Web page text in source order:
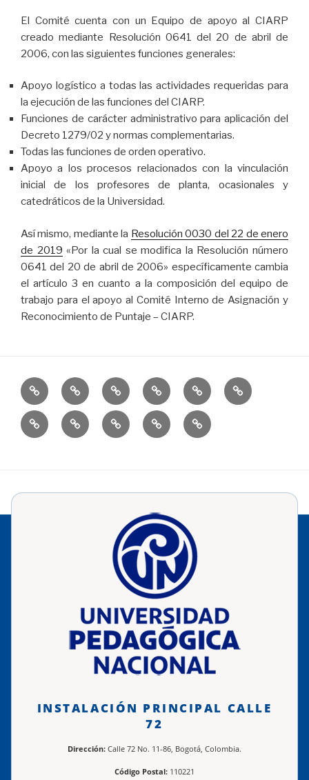
El Comité cuenta con un Equipo de apoyo al CIARP
creado mediante Resolución 0641 del 20 de abril de
2006, con las siguientes funciones generales:
Apoyo logístico a todas las actividades requeridas para
la ejecución de las funciones del CIARP.
Funciones de carácter administrativo para aplicación del
Decreto 1279/02 y normas complementarias.
Todas las funciones de orden operativo.
Apoyo a los procesos relacionados con la vinculación
inicial de los profesores de planta, ocasionales y
catedráticos de la Universidad.
Así mismo, mediante la Resolución 0030 del 22 de enero
de 2019 «Por la cual se modifica la Resolución número
0641 del 20 de abril de 2006» específicamente cambia
el artículo 3 en cuanto a la composición del equipo de
trabajo para el apoyo al Comité Interno de Asignación y
Reconocimiento de Puntaje – CIARP.
Inicio CIARP Actas Formatos
Procedimientos
NormatividadCronogramasProtocolosPreguntas
frecuentes
INSTALACIÓN PRINCIPAL CALLE
72
Dirección: Calle 72 No. 11-86, Bogotá, Colombia.
Código Postal: 110221